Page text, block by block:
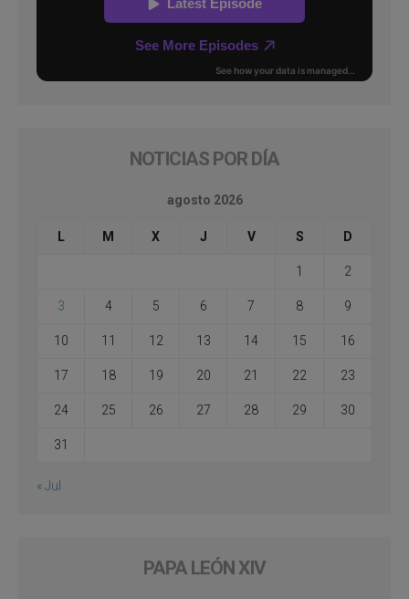
NOTICIAS POR DÍA
agosto 2026
L M X J V S D
1 2
3 4 5 6 7 8 9
10 11 12 13 14 15 16
17 18 19 20 21 22 23
24 25 26 27 28 29 30
31
« Jul
PAPA LEÓN XIV